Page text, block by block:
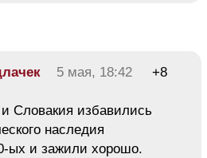
5 мая, 18:42 +8
Словакия избавились
наследия
ых и зажили хорошо.